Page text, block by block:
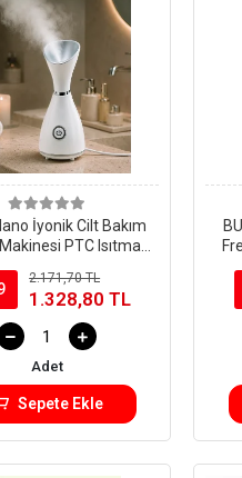
İyonik Cilt Bakım
PTC Isıtma
2.171,70 TL
1.328,80 TL
Adet
Sepete Ekle